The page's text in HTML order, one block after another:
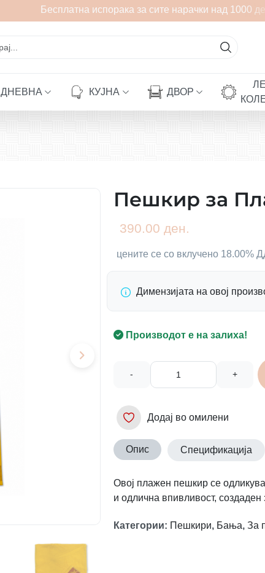
Бесплатна испорака за сите нарачки над 1000
ДНЕВНА КУЈНА ДВОР
Пешкир за
390.00 ден.
цените се со вклучено 18.00%
Димензијата на овој
Производот е на залиха!
- +
Додај во омилени
Опис Спецификација
Овој плажен пешкир се одликува
и одлична впивливост,
Категории: Пешкири, Бања, За